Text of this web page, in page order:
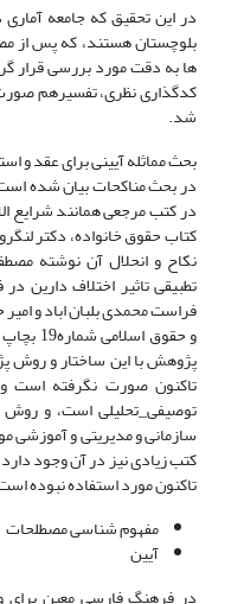
در این تحقیق که جامعه
بلوچستان هستند، که پس از
ها به دقت مورد بررسی قرار
کدگذاری نظری، تفسیرهم
شد.
بحث مماثله آیینی برای عقد و
در بحث مناکحات بیان شده
در کتب مرجعی همانند شرایع
کتاب حقوق خانواده، دکتر
نکاح و انحلال آن نوشته
تطبیقی تاثیر اختلاف دارین
فراست محمدی بلبان اباد و
و حقوق
پژوهش با این ساختار و روش
تاکنون صورت نگرفته است
توصیفی_تحلیلی است، و روش
سازمانی و مدیریتی و آموزشی
کتب زیادی نیز در آن وجود
تاکنون مورد استفاده نبوده
مفهوم شناسی مصطلحات
آیین